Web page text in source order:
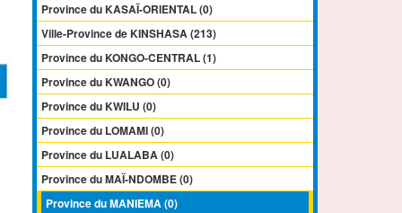
Province du KASAÏ-ORIENTAL (0)
Ville-Province de KINSHASA (213)
Province du KONGO-CENTRAL (1)
Province du KWANGO (0)
Province du KWILU (0)
Province du LOMAMI (0)
Province du LUALABA (0)
Province du MAÏ-NDOMBE (0)
Province du MANIEMA (0)